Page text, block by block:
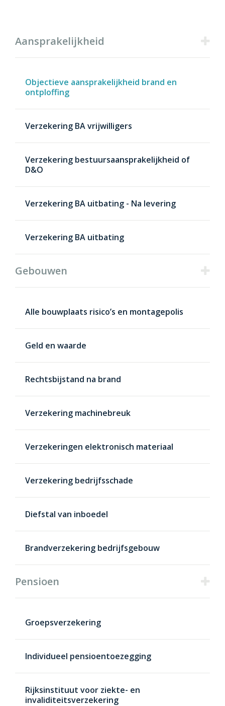
Producten
Aansprakelijkheid
Objectieve aansprakelijkheid brand en
ontploffing
Verzekering BA vrijwilligers
Verzekering bestuursaansprakelijkheid of
D&O
Verzekering BA uitbating - Na levering
Verzekering BA uitbating
Gebouwen
Alle bouwplaats risico’s en montagepolis
Geld en waarde
Rechtsbijstand na brand
Verzekering machinebreuk
Verzekeringen elektronisch materiaal
Verzekering bedrijfsschade
Diefstal van inboedel
Brandverzekering bedrijfsgebouw
Pensioen
Groepsverzekering
Individueel pensioentoezegging
Rijksinstituut voor ziekte- en
invaliditeitsverzekering